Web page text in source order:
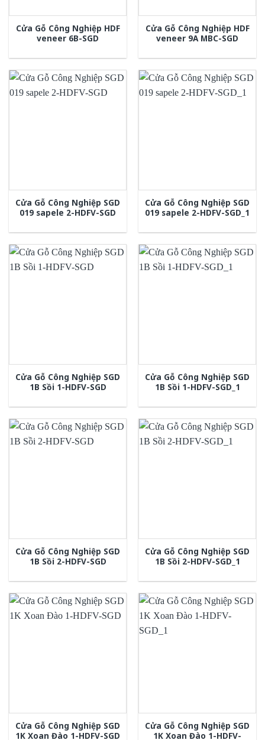
Cửa Gỗ Công Nghiệp HDF
veneer 6B-SGD
Cửa Gỗ Công Nghiệp HDF
veneer 9A MBC-SGD
Cửa Gỗ Công Nghiệp SGD
019 sapele 2-HDFV-SGD
Cửa Gỗ Công Nghiệp SGD
019 sapele 2-HDFV-SGD_1
Cửa Gỗ Công Nghiệp SGD
1B Sồi 1-HDFV-SGD
Cửa Gỗ Công Nghiệp SGD
1B Sồi 1-HDFV-SGD_1
Cửa Gỗ Công Nghiệp SGD
1B Sồi 2-HDFV-SGD
Cửa Gỗ Công Nghiệp SGD
1B Sồi 2-HDFV-SGD_1
Cửa Gỗ Công Nghiệp SGD
1K Xoan Đào 1-HDFV-SGD
Cửa Gỗ Công Nghiệp SGD
1K Xoan Đào 1-HDFV-